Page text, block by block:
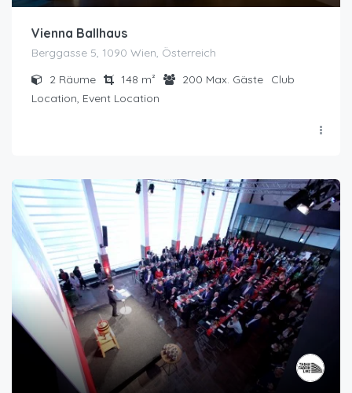
Vienna Ballhaus
Berggasse 5, 1090 Wien, Österreich
2 Räume 148 m² 200 Max. Gäste
Club
Location, Event Location